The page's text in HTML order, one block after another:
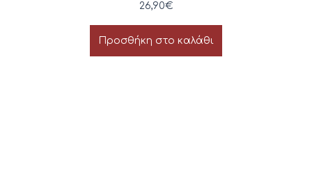
26,90€
Προσθήκη στο καλάθι